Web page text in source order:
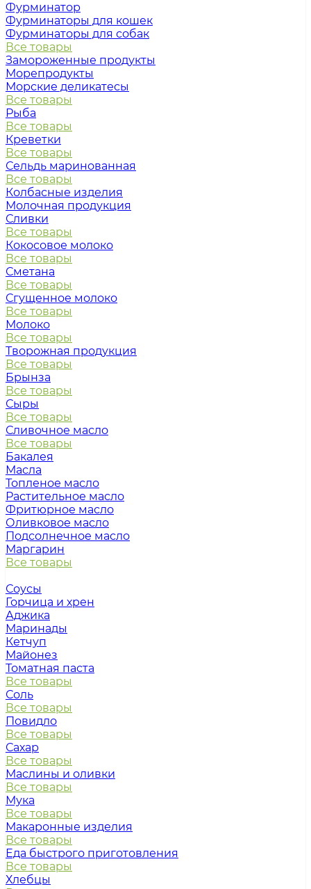
Фурминатор
Фурминаторы для кошек
Фурминаторы для собак
Все товары
Замороженные продукты
Морепродукты
Морские деликатесы
Все товары
Рыба
Все товары
Креветки
Все товары
Сельдь маринованная
Все товары
Колбасные изделия
Молочная продукция
Сливки
Все товары
Кокосовое молоко
Все товары
Сметана
Все товары
Сгущенное молоко
Все товары
Молоко
Все товары
Творожная продукция
Все товары
Брынза
Все товары
Сыры
Все товары
Сливочное масло
Все товары
Бакалея
Масла
Топленое масло
Растительное масло
Фритюрное масло
Оливковое масло
Подсолнечное масло
Маргарин
Все товары
Соусы
Горчица и хрен
Аджика
Маринады
Кетчуп
Майонез
Томатная паста
Все товары
Соль
Все товары
Повидло
Все товары
Сахар
Все товары
Маслины и оливки
Все товары
Мука
Все товары
Макаронные изделия
Все товары
Еда быстрого приготовления
Все товары
Хлебцы